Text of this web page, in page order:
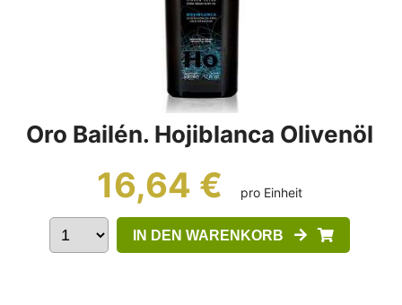
Oro Bailén. Hojiblanca Olivenöl
16,64 € pro Einheit
IN DEN WARENKORB